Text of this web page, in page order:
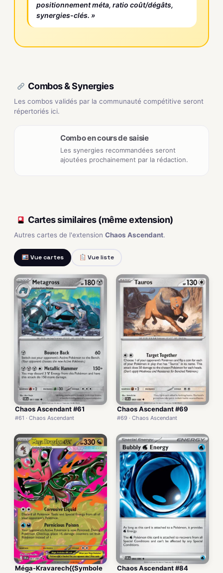
positionnement méta, ratio coût/dégâts,
synergies-clés. »
Combos & Synergies
Les combos validés par la communauté compétitive seront
répertoriés ici.
Combo en cours de saisie
Les synergies recommandées seront
ajoutées prochainement par la rédaction.
Cartes similaires (même extension)
Autres cartes de l'extension Chaos Ascendant.
Vue cartes Vue liste
Chaos Ascendant #61
#61 · Chaos Ascendant
Chaos Ascendant #69
#69 · Chaos Ascendant
Méga-Kravarech{{Symbole
Chaos Ascendant #84